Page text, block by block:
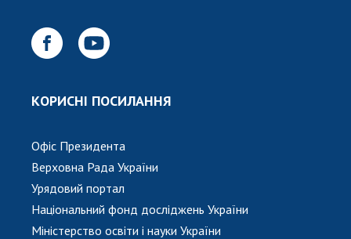
КОРИСНІ ПОСИЛАННЯ
Офіс Президента
Верховна Рада України
Урядовий портал
Національний фонд досліджень України
Міністерство освіти і науки України